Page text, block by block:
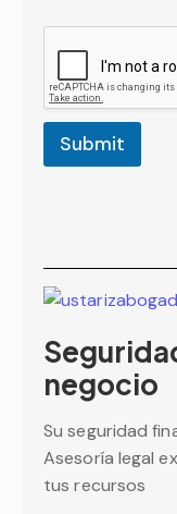
Submit
negocio
Su seguridad
Asesoría legal
tus recursos